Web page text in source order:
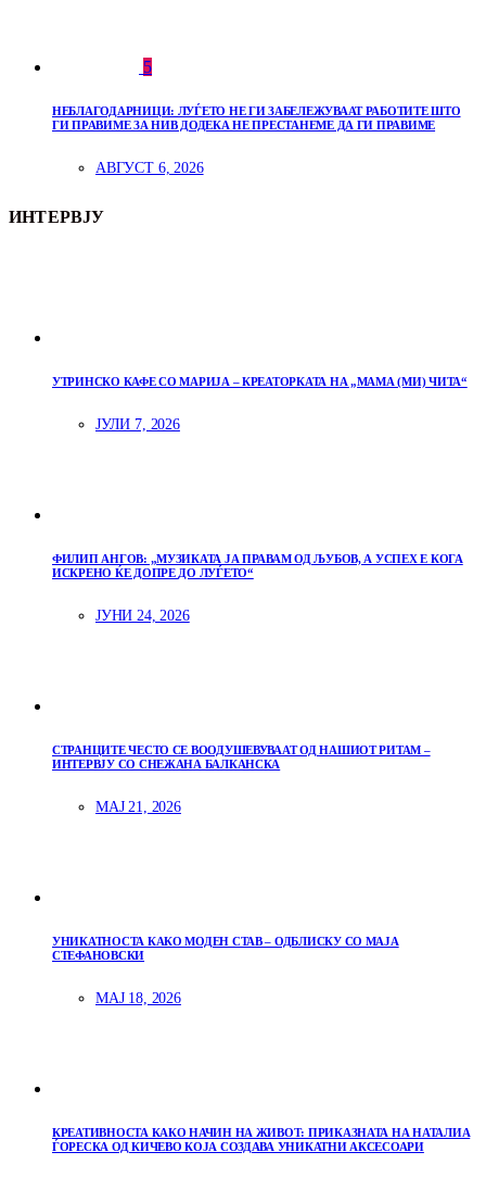
5
НЕБЛАГОДАРНИЦИ: ЛУЃЕТО НЕ ГИ ЗАБЕЛЕЖУВААТ РАБОТИТЕ ШТО
ГИ ПРАВИМЕ ЗА НИВ ДОДЕКА НЕ ПРЕСТАНЕМЕ ДА ГИ ПРАВИМЕ
АВГУСТ 6, 2026
ИНТЕРВЈУ
УТРИНСКО КАФЕ СО МАРИЈА – КРЕАТОРКАТА НА „МАМА (МИ) ЧИТА“
ЈУЛИ 7, 2026
ФИЛИП АНГОВ: „МУЗИКАТА ЈА ПРАВАМ ОД ЉУБОВ, А УСПЕХ Е КОГА
ИСКРЕНО ЌЕ ДОПРЕ ДО ЛУЃЕТО“
ЈУНИ 24, 2026
СТРАНЦИТЕ ЧЕСТО СЕ ВООДУШЕВУВААТ ОД НАШИОТ РИТАМ –
ИНТЕРВЈУ СО СНЕЖАНА БАЛКАНСКА
МАЈ 21, 2026
УНИКАТНОСТА КАКО МОДЕН СТАВ – ОДБЛИСКУ СО МАЈА
СТЕФАНОВСКИ
МАЈ 18, 2026
КРЕАТИВНОСТА КАКО НАЧИН НА ЖИВОТ: ПРИКАЗНАТА НА НАТАЛИА
ЃОРЕСКА ОД КИЧЕВО КОЈА СОЗДАВА УНИКАТНИ АКСЕСОАРИ